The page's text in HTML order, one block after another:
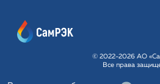
© 2022-2026 АО
Все права